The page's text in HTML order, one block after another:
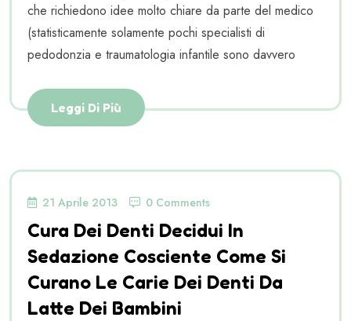
che richiedono idee molto chiare da parte del medico
(statisticamente solamente pochi specialisti di
pedodonzia e traumatologia infantile sono davvero
Leggi Di Più
21 Aprile 2013 0 Comments
Cura Dei Denti Decidui In
Sedazione Cosciente Come Si
Curano Le Carie Dei Denti Da
Latte Dei Bambini